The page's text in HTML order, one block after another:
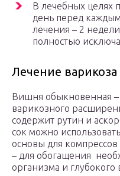
В лечебных целях
день перед
лечения – 2
полностью
Лечение
Вишня обыкновенная –
варикозного
содержит рутин и
сок можно
основы для
– для обогащения
организма и глубокого